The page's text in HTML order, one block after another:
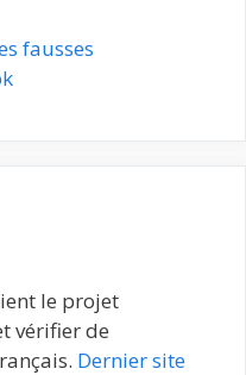
fausses
le projet
vérifier de
Dernier site